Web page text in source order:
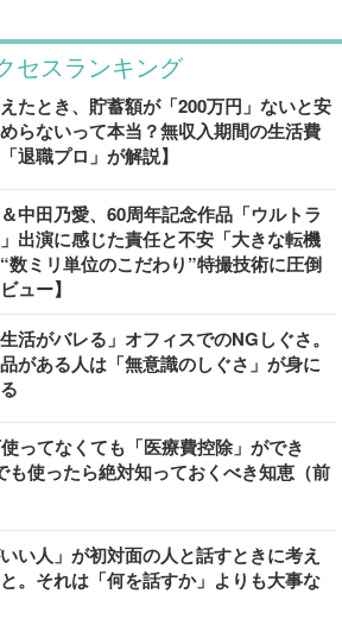
セスランキング
たとき、貯蓄額が「200万円」ないと安
らないって本当？無収入期間の生活費
退職プロ」が解説】
中田乃愛、60周年記念作品「ウルトラ
出演に感じた責任と不安「大きな転機
数ミリ単位のこだわり”特撮技術に圧倒
ュー】
生活がバレる」オフィスでのNGしぐさ。
がある人は「無意識のしぐさ」が身に
ってなくても「医療費控除」ができ
も使ったら絶対知っておくべき知恵（前
いい人」が初対面の人と話すときに考え
。それは「何を話すか」よりも大事な